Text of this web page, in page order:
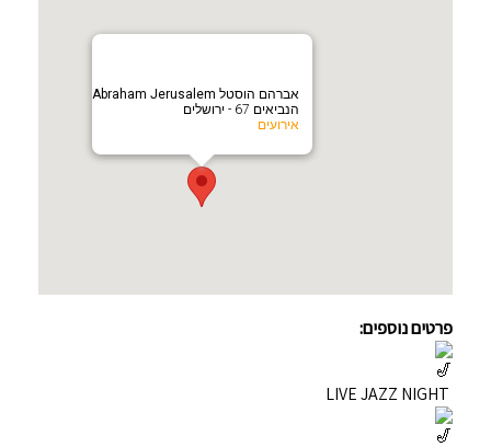
אברהם הוסטל Abraham Jerusalem
הנביאים 67 - ירושלים
אירועים
פרטים נוספים: